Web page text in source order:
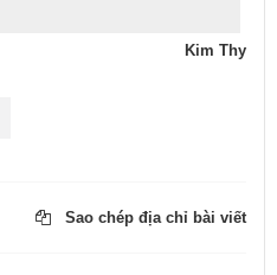
Kim Thy
Sao chép địa chỉ bài viết